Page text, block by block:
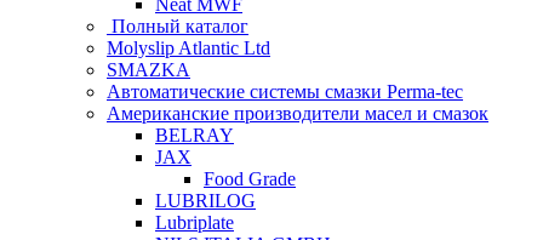
Neat MWF
Полный каталог
Molyslip Atlantic Ltd
SMAZKA
Автоматические системы смазки Perma-tec
Американские производители масел и смазок
BELRAY
JAX
Food Grade
LUBRILOG
Lubriplate